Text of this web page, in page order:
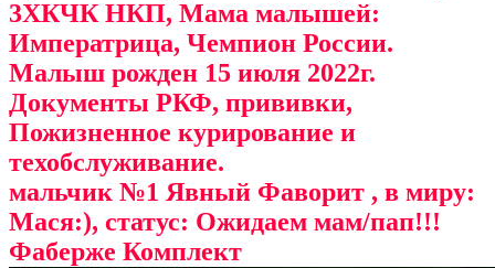
3ХКЧК НКП, Мама малышей:
Императрица, Чемпион России.
Малыш рожден 15 июля 2022г.
Документы РКФ, прививки,
Пожизненное курирование и
техобслуживание.
мальчик №1 Явный Фаворит , в миру:
Мася:), статус: Ожидаем мам/пап!!!
Фаберже Комплект